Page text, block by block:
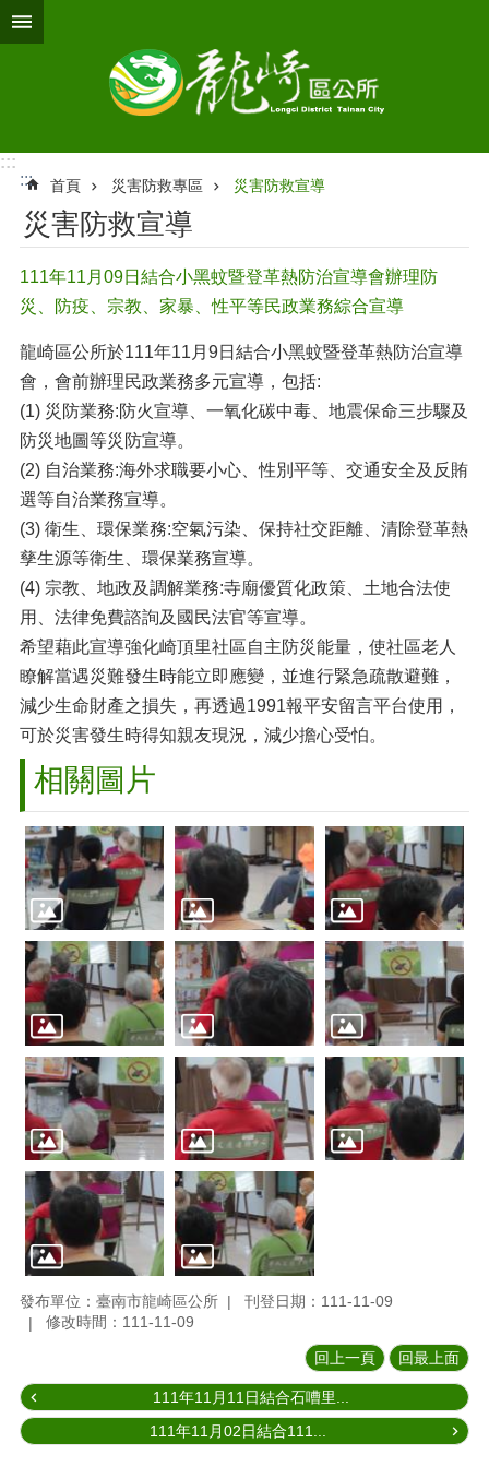
跳到主要內容區塊
:::
:::
首頁 災害防救專區 災害防救宣導
災害防救宣導
111年11月09日結合小黑蚊暨登革熱防治宣導會辦理防
災、防疫、宗教、家暴、性平等民政業務綜合宣導
龍崎區公所於111年11月9日結合小黑蚊暨登革熱防治宣導
會，會前辦理民政業務多元宣導，包括:
(1) 災防業務:防火宣導、一氧化碳中毒、地震保命三步驟及
防災地圖等災防宣導。
(2) 自治業務:海外求職要小心、性別平等、交通安全及反賄
選等自治業務宣導。
(3) 衛生、環保業務:空氣污染、保持社交距離、清除登革熱
孳生源等衛生、環保業務宣導。
(4) 宗教、地政及調解業務:寺廟優質化政策、土地合法使
用、法律免費諮詢及國民法官等宣導。
希望藉此宣導強化崎頂里社區自主防災能量，使社區老人
瞭解當遇災難發生時能立即應變，並進行緊急疏散避難，
減少生命財產之損失，再透過1991報平安留言平台使用，
可於災害發生時得知親友現況，減少擔心受怕。
相關圖片
發布單位：臺南市龍崎區公所
刊登日期：111-11-09
修改時間：111-11-09
回上一頁 回最上面
111年11月11日結合石嘈里...
111年11月02日結合111...